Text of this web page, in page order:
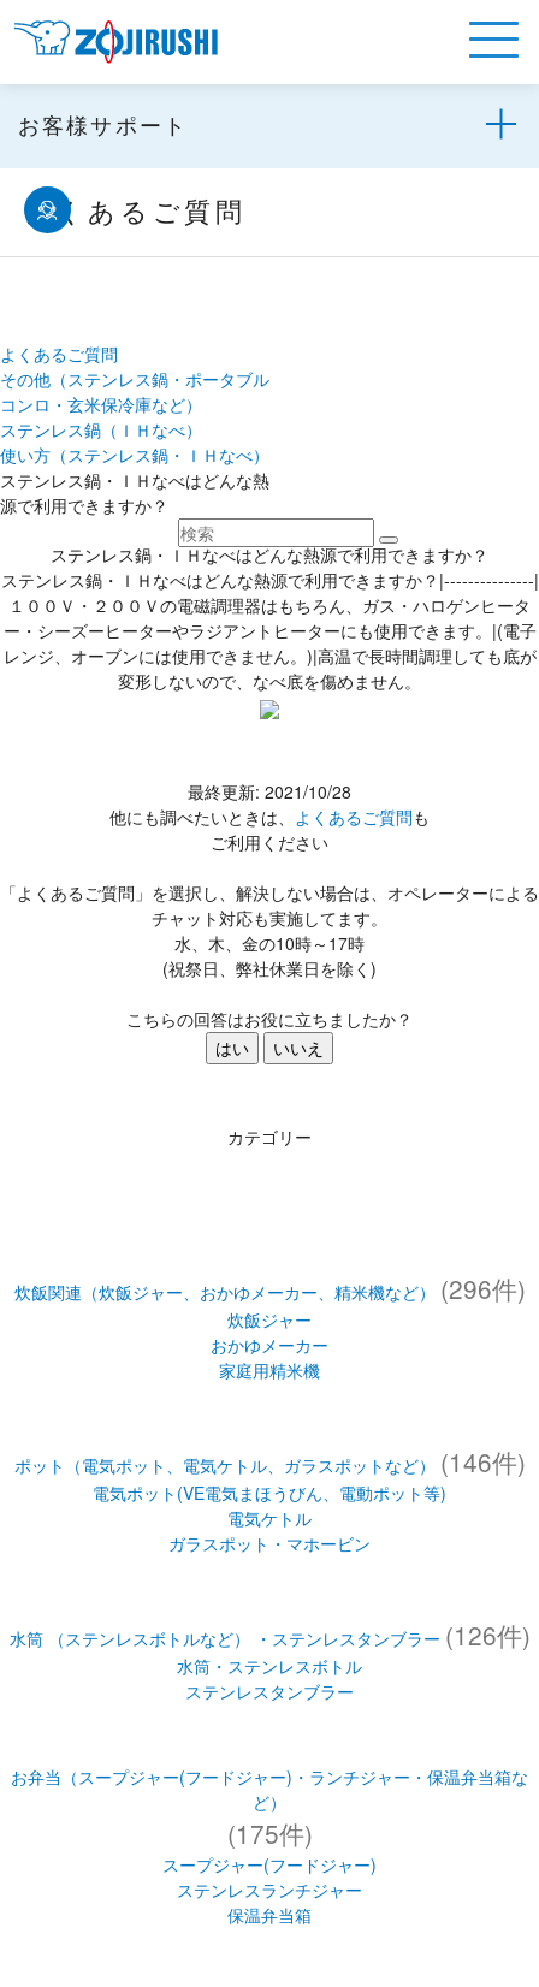
お客様サポート
よくあるご質問
よくあるご質問
その他（ステンレス鍋・ポータブル
コンロ・玄米保冷庫など）
ステンレス鍋（ＩＨなべ）
使い方（ステンレス鍋・ＩＨなべ）
ステンレス鍋・ＩＨなべはどんな熱
源で利用できますか？
ステンレス鍋・ＩＨなべはどんな熱源で利用できますか？
ステンレス鍋・ＩＨなべはどんな熱源で利用できますか？|---------------|
１００Ｖ・２００Ｖの電磁調理器はもちろん、ガス・ハロゲンヒータ
ー・シーズーヒーターやラジアントヒーターにも使用できます。|(電子
レンジ、オーブンには使用できません。)|高温で長時間調理しても底が
変形しないので、なべ底を傷めません。
最終更新: 2021/10/28
他にも調べたいときは、 よくあるご質問も
ご利用ください
「よくあるご質問」を選択し、解決しない場合は、オペレーターによる
チャット対応も実施してます。
水、木、金の10時～17時
(祝祭日、弊社休業日を除く)
こちらの回答はお役に立ちましたか？
はい
いいえ
カテゴリー
炊飯関連（炊飯ジャー、おかゆメーカー、精米機など） (296件)
炊飯ジャー
おかゆメーカー
家庭用精米機
ポット（電気ポット、電気ケトル、ガラスポットなど） (146件)
電気ポット(VE電気まほうびん、電動ポット等)
電気ケトル
ガラスポット・マホービン
水筒 （ステンレスボトルなど） ・ステンレスタンブラー (126件)
水筒・ステンレスボトル
ステンレスタンブラー
お弁当（スープジャー(フードジャー)・ランチジャー・保温弁当箱な
ど）
(175件)
スープジャー(フードジャー)
ステンレスランチジャー
保温弁当箱